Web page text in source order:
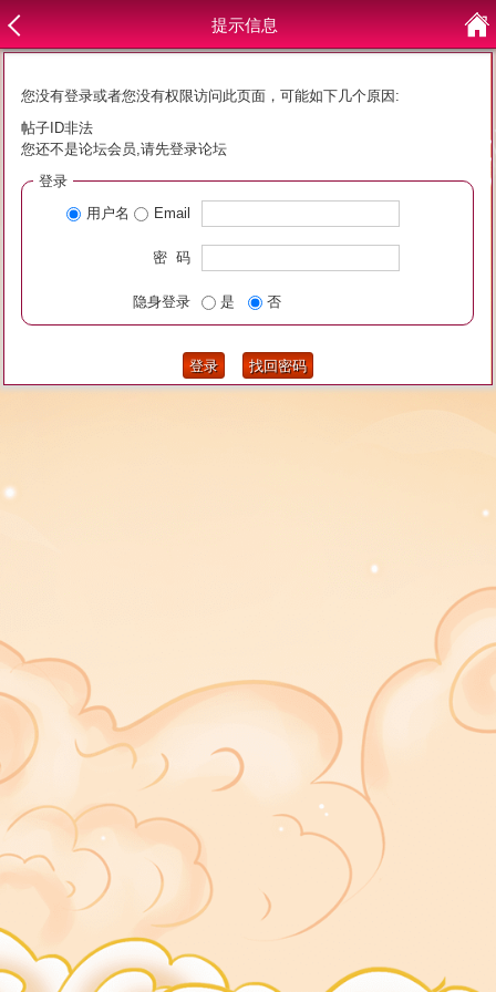
提示信息
您没有登录或者您没有权限访问此页面，可能如下几个原因:
帖子ID非法
您还不是论坛会员,请先登录论坛
登录
用户名
Email
密 码
隐身登录 是 否